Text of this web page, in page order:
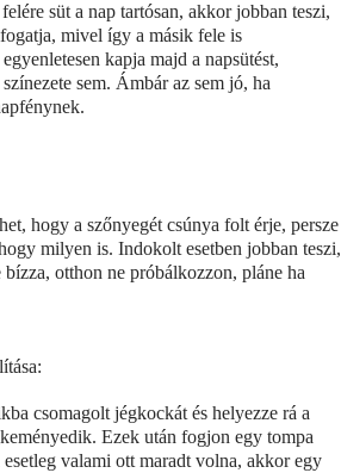
süt a nap tartósan, akkor jobban teszi,
mivel így a másik fele is
kapja majd a napsütést,
sem. Ámbár az sem jó, ha
hogy a szőnyegét csúnya folt érje, persze
milyen is. Indokolt esetben jobban teszi,
bízza, otthon ne próbálkozzon, pláne ha
csomagolt jégkockát és helyezze rá a
Ezek után fogjon egy tompa
valami ott maradt volna, akkor egy